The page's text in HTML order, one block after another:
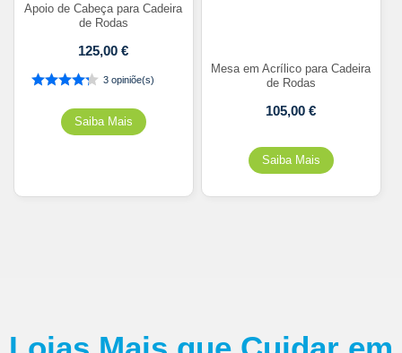
Apoio de Cabeça para Cadeira
de Rodas
125,00€
3 opiniõe(s)
Mesa em Acrílico para Cadeira
de Rodas
105,00€